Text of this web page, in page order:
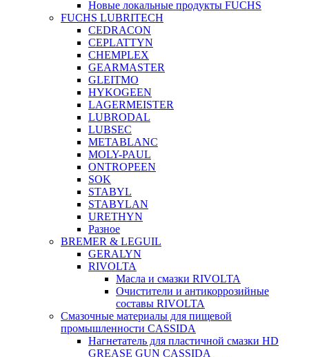
Новые локальные продукты FUCHS
FUCHS LUBRITECH
CEDRACON
CEPLATTYN
CHEMPLEX
GEARMASTER
GLEITMO
HYKOGEEN
LAGERMEISTER
LUBRODAL
LUBSEC
METABLANC
MOLY-PAUL
ONTROPEEN
SOK
STABYL
STABYLAN
URETHYN
Разное
BREMER & LEGUIL
GERALYN
RIVOLTA
Масла и смазки RIVOLTA
Очистители и антикоррозийные
составы RIVOLTA
Смазочные материалы для пищевой
промышленности CASSIDA
Нагнетатель для пластичной смазки HD
GREASE GUN CASSIDA